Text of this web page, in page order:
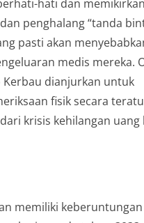
hati dan memikirkan
penghalang “tanda
pasti akan
medis mereka.
Kerbau dianjurkan untuk
fisik secara
krisis kehilangan uang
memiliki